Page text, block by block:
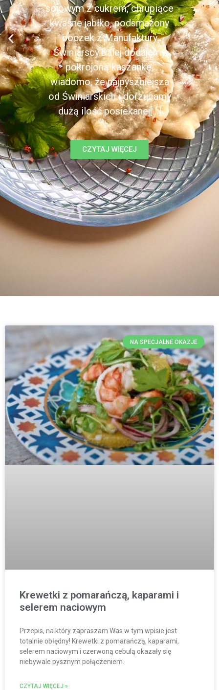
sojowym z cukrem, chrupiące
kwaśne jabłko, podsmażony
boczek z Manufaktury
Świniarscy.Dalej dodajemy
pokrojoną kaszankę,
wiadomo, że najpyszniejsza
od Świniarskich i dorzucamy
dużą ilość posiekanej[...]
CZYTAJ WIĘCEJ
NA SPECJALNE OKAZJE
Krewetki z pomarańczą, kaparami i
selerem naciowym
Przepis, na który zapraszam Was w tym wpisie jest
totalnie obłędny! Krewetki z pomarańczą, kaparami,
selerem naciowym i czerwoną cebulą okazały się
niebywale pysznym połączeniem.
CZYTAJ WIĘCEJ »